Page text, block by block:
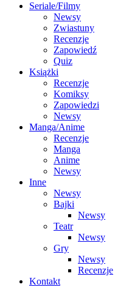
Seriale/Filmy
Newsy
Zwiastuny
Recenzje
Zapowiedź
Quiz
Książki
Recenzje
Komiksy
Zapowiedzi
Newsy
Manga/Anime
Recenzje
Manga
Anime
Newsy
Inne
Newsy
Bajki
Newsy
Teatr
Newsy
Gry
Newsy
Recenzje
Kontakt